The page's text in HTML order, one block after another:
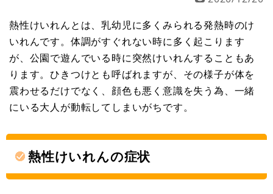
熱性けいれんとは、乳幼児に多くみられる発熱時のけ
いれんです。体調がすぐれない時に多く起こります
が、公園で遊んでいる時に突然けいれんすることもあ
ります。ひきつけとも呼ばれますが、その様子が体を
震わせるだけでなく、顔色も悪く意識を失う為、一緒
にいる大人が動転してしまいがちです。
熱性けいれんの症状